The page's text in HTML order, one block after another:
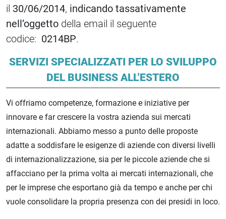
il 30/06/2014, indicando tassativamente
nell’oggetto della email il seguente
codice: 0214BP.
SERVIZI SPECIALIZZATI PER LO SVILUPPO
DEL BUSINESS ALL’ESTERO
Vi offriamo competenze, formazione e iniziative per
innovare e far crescere la vostra azienda sui mercati
internazionali. Abbiamo messo a punto delle proposte
adatte a soddisfare le esigenze di aziende con diversi livelli
di internazionalizzazione, sia per le piccole aziende che si
affacciano per la prima volta ai mercati internazionali, che
per le imprese che esportano già da tempo e anche per chi
vuole consolidare la propria presenza con dei presidi in loco.